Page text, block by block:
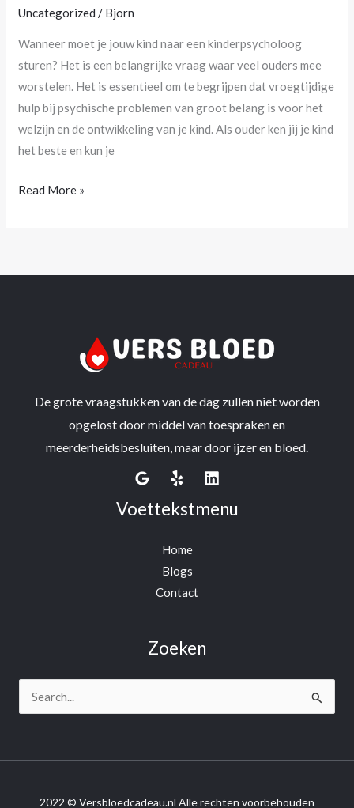
Uncategorized / Bjorn
Wanneer moet je jouw kind naar een kinderpsycholoog
sturen? Het is een belangrijke vraag waar veel ouders mee
worstelen. Het is essentieel om te begrijpen dat vroegtijdige
hulp bij psychische problemen van groot belang is voor het
welzijn en de ontwikkeling van je kind. Als ouder ken jij je kind
het beste en kun je
Read More »
De grote vraagstukken van de dag zullen niet worden
opgelost door middel van toespraken en
meerderheidsbesluiten, maar door ijzer en bloed.
Voettekstmenu
Home
Blogs
Contact
Zoeken
Search
2022 © Versbloedcadeau.nl Alle rechten voorbehouden